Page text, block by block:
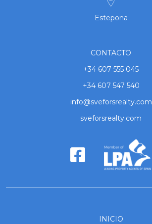
Estepona
CONTACTO
+34 607 555 045
+34 607 547 540
info@sveforsrealty.com
sveforsrealty.com
INICIO